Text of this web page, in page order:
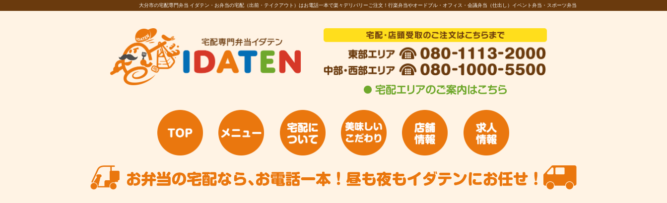
大分市の宅配専門弁当 イダテン・お弁当の宅配（出前・テイクアウト）はお電話一本で楽々デリバリーご注文！行楽弁当やオードブル・オフィス・会議弁当（仕出し）イベント弁当・スポーツ弁当